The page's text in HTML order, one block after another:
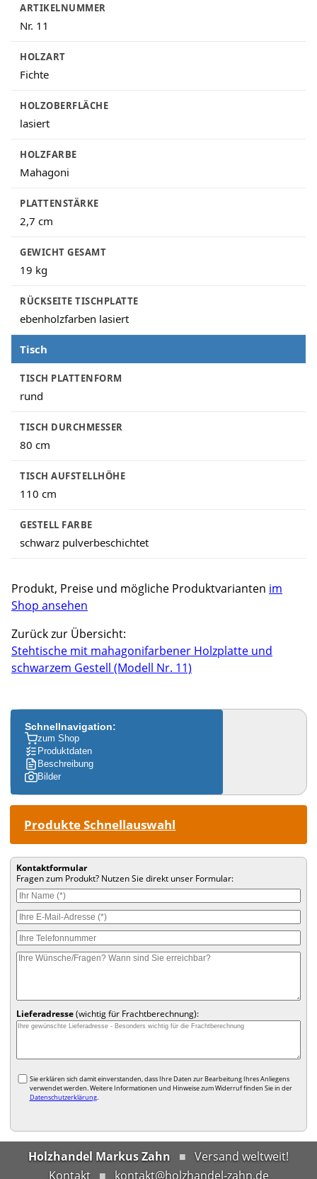
ARTIKELNUMMER
Nr. 11
HOLZART
Fichte
HOLZOBERFLÄCHE
lasiert
HOLZFARBE
Mahagoni
PLATTENSTÄRKE
2,7 cm
GEWICHT GESAMT
19 kg
RÜCKSEITE TISCHPLATTE
ebenholzfarben lasiert
Tisch
TISCH PLATTENFORM
rund
TISCH DURCHMESSER
80 cm
TISCH AUFSTELLHÖHE
110 cm
GESTELL FARBE
schwarz pulverbeschichtet
Produkt, Preise und mögliche Produktvarianten im
Shop ansehen
Zurück zur Übersicht:
Stehtische mit mahagonifarbener Holzplatte und
schwarzem Gestell (Modell Nr. 11)
Schnellnavigation:
zum Shop
Produktdaten
Beschreibung
Bilder
Produkte Schnellauswahl
Kontaktformular
Fragen zum Produkt? Nutzen Sie direkt unser Formular:
Lieferadresse(wichtig für Frachtberechnung):
Sie erklären sich damit einverstanden, dass Ihre Daten zur Bearbeitung Ihres Anliegens
verwendet werden. Weitere Informationen und Hinweise zum Widerruf finden Sie in der
Datenschutzerklärung.
Holzhandel Markus Zahn
Versand weltweit!
Kontakt
kontakt@holzhandel-zahn.de